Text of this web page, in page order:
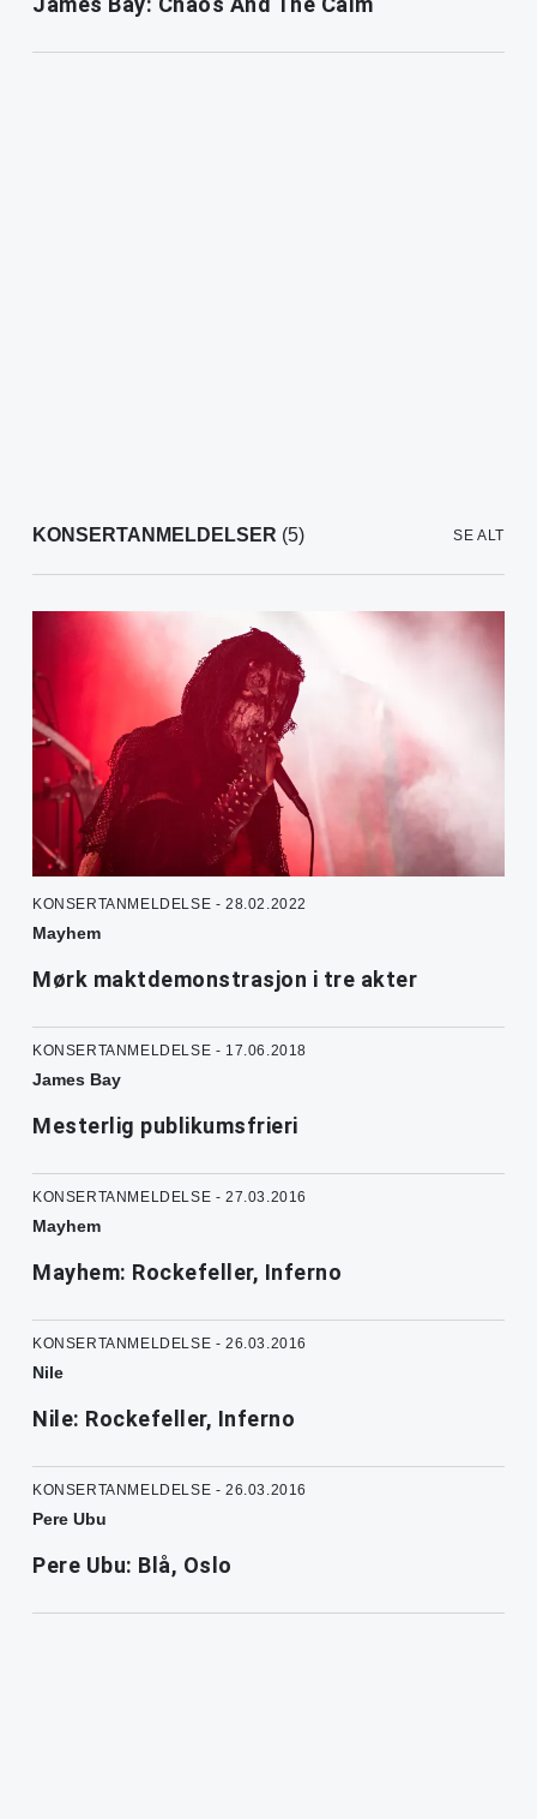
KONSERTANMELDELSER (5) SE ALT
KONSERTANMELDELSE - 28.02.2022
Mayhem
Mørk maktdemonstrasjon i tre akter
KONSERTANMELDELSE - 17.06.2018
James Bay
Mesterlig publikumsfrieri
KONSERTANMELDELSE - 27.03.2016
Mayhem
Mayhem: Rockefeller, Inferno
KONSERTANMELDELSE - 26.03.2016
Nile
Nile: Rockefeller, Inferno
KONSERTANMELDELSE - 26.03.2016
Pere Ubu
Pere Ubu: Blå, Oslo